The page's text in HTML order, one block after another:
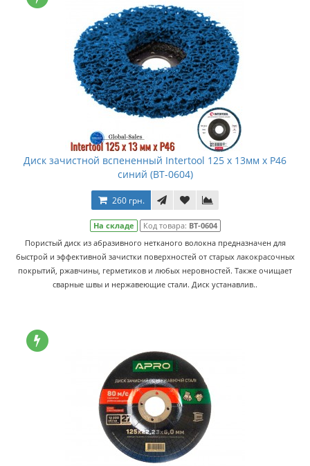
Диск зачистной вспененный Intertool 125 x 13мм x P46
синий (BT-0604)
260 грн.
На складе Код товара: BT-0604
Пористый диск из абразивного нетканого волокна предназначен для
быстрой и эффективной зачистки поверхностей от старых лакокрасочных
покрытий, ржавчины, герметиков и любых неровностей. Также очищает
сварные швы и нержавеющие стали. Диск устанавлив..